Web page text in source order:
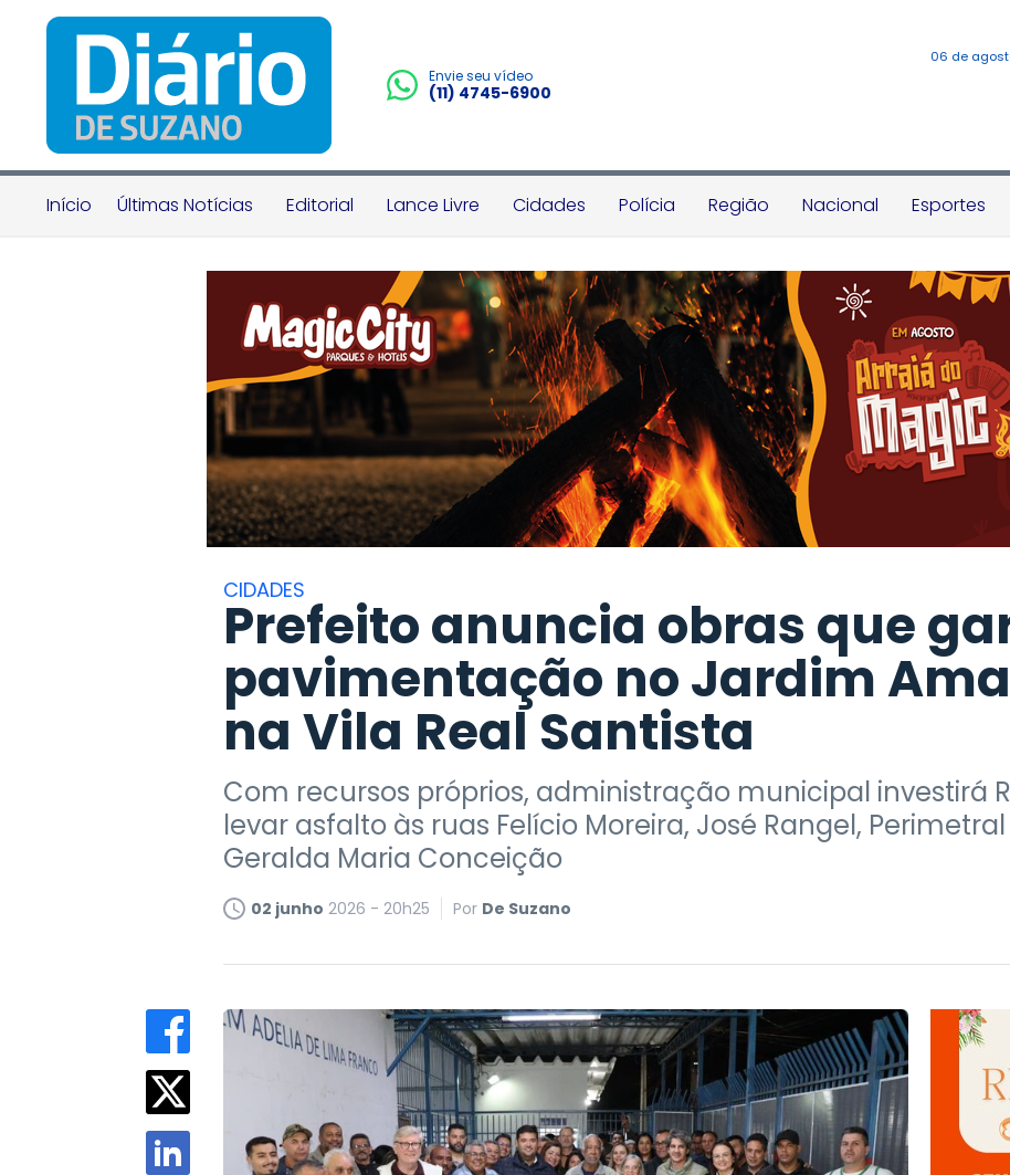
Envie seu vídeo
(11) 4745-6900
06 de
Início Últimas Notícias Editorial Lance Livre Cidades Polícia Região Nacional Esportes
CIDADES
Prefeito anuncia obras que
pavimentação no Jardim
na Vila Real Santista
Com recursos próprios, administração municipal investirá
levar asfalto às ruas Felício Moreira, José Rangel,
Geralda Maria Conceição
02 junho 2026 - 20h25 Por De Suzano